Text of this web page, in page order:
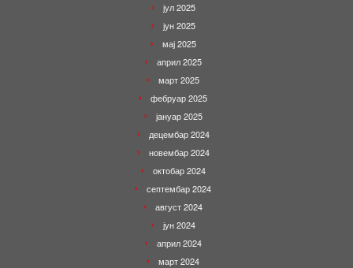
јул 2025
јун 2025
мај 2025
април 2025
март 2025
фебруар 2025
јануар 2025
децембар 2024
новембар 2024
октобар 2024
септембар 2024
август 2024
јун 2024
април 2024
март 2024